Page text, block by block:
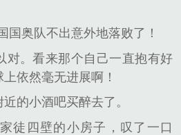
国奥队不出意外地落败了！
对。看来那个自己一直抱有好
依然毫无进展啊！
的小酒吧买醉去了。
徒四壁的小房子，叹了一口